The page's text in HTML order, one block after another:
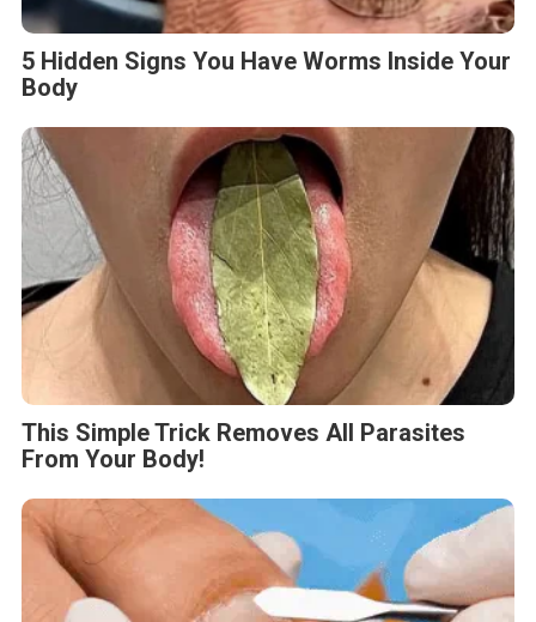
5 Hidden Signs You Have Worms Inside Your
Body
This Simple Trick Removes All Parasites
From Your Body!